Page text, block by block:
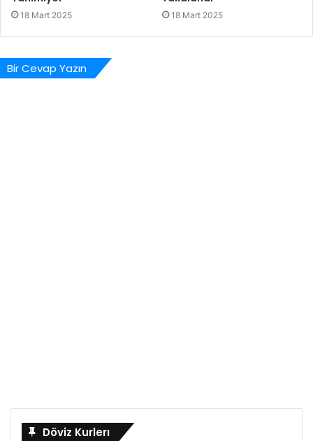
18 Mart 2025 18 Mart 2025
Bir Cevap Yazın
Döviz Kurlerı